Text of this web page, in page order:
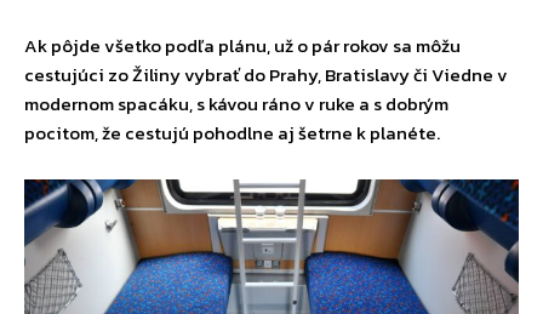
Ak pôjde všetko podľa plánu, už o pár rokov sa môžu
cestujúci zo Žiliny vybrať do Prahy, Bratislavy či Viedne v
modernom spacáku, s kávou ráno v ruke a s dobrým
pocitom, že cestujú pohodlne aj šetrne k planéte.